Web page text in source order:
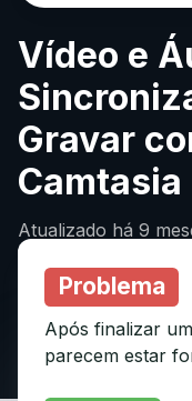
Vídeo e
Gravar
Atualizado há 9
Problema
Após finalizar
parecem estar